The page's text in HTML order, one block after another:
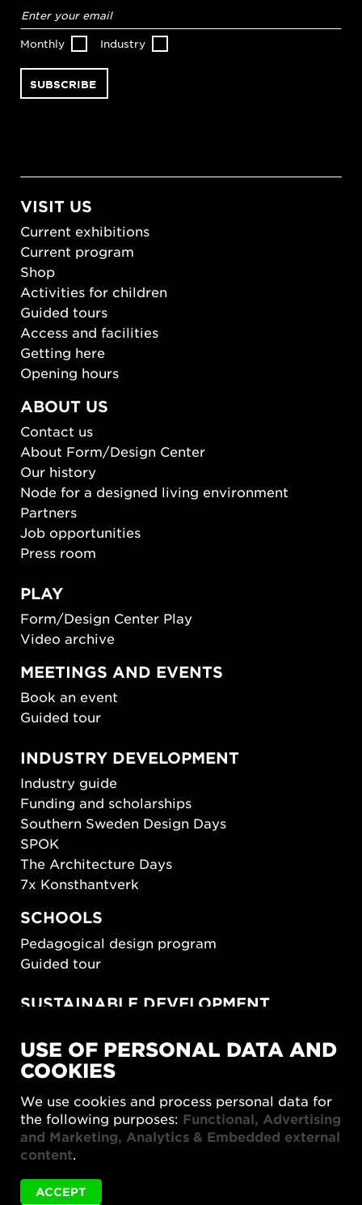
address*
Monthly Industry
VISIT US
Current exhibitions
Current program
Shop
Activities for children
Guided tours
Access and facilities
Getting here
Opening hours
ABOUT US
Contact us
About Form/Design Center
Our history
Node for a designed living environment
Partners
Job opportunities
Press room
PLAY
Form/Design Center Play
Video archive
MEETINGS AND EVENTS
Book an event
Guided tour
INDUSTRY DEVELOPMENT
Industry guide
Funding and scholarships
Southern Sweden Design Days
SPOK
The Architecture Days
7x Konsthantverk
SCHOOLS
Pedagogical design program
Guided tour
SUSTAINABLE DEVELOPMENT
SUSTAINORDIC
Share Future Living
What Matter_s
USE OF PERSONAL DATA AND
COOKIES
We use cookies and process personal data for
the following purposes: Functional, Advertising
and Marketing, Analytics & Embedded external
content.
ACCEPT